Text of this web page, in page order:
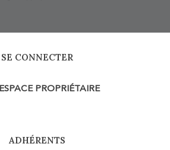
SE CONNECTER
ESPACE PROPRIÉTAIRE
ADHÉRENTS